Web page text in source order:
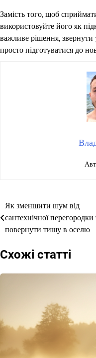
Замість того, щоб
використовуйте його як
важливе рішення,
просто підготуватися до
Навігація
записів
Як зменшити шум від
сантехнічної перегородки
повернути тишу в оселю
Схожі статті